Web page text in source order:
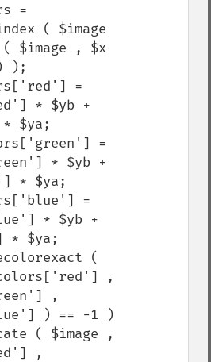
( $image
$image , $x
);
* $yb +
$ya;
* $yb +
* $ya;
* $yb +
* $ya;
,
,
) == -1 )
( $image ,
,